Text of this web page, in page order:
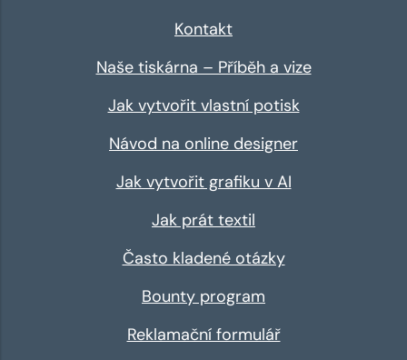
Kontakt
Naše tiskárna – Příběh a vize
Jak vytvořit vlastní potisk
Návod na online designer
Jak vytvořit grafiku v AI
Jak prát textil
Často kladené otázky
Bounty program
Reklamační formulář